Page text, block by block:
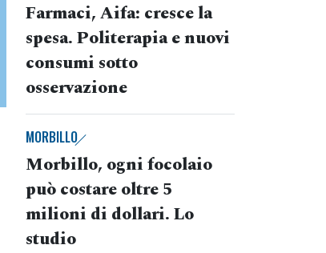
Farmaci, Aifa: cresce la
spesa. Politerapia e nuovi
consumi sotto
osservazione
MORBILLO
Morbillo, ogni focolaio
può costare oltre 5
milioni di dollari. Lo
studio